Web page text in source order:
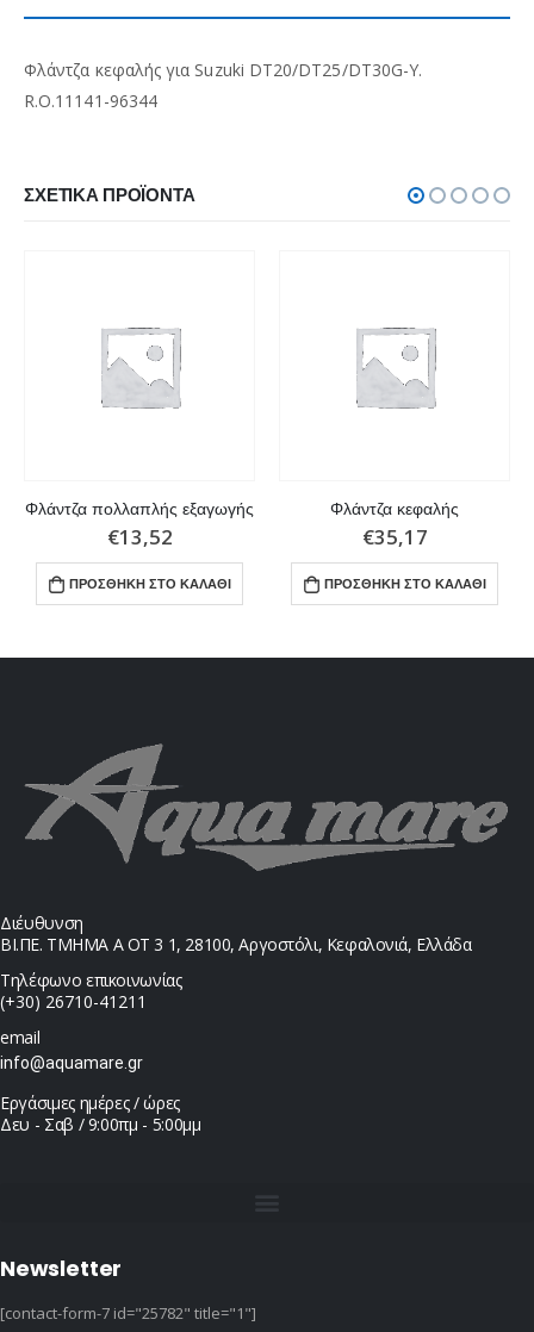
Φλάντζα κεφαλής για Suzuki DT20/DT25/DT30G-Y.
R.O.11141-96344
ΣΧΕΤΙΚΆ ΠΡΟΪΌΝΤΑ
Φλάντζα πολλαπλής εξαγωγής
€13,52
ΠΡΟΣΘΉΚΗ ΣΤΟ ΚΑΛΆΘΙ
Φλάντζα κεφαλής
€35,17
ΠΡΟΣΘΉΚΗ ΣΤΟ ΚΑΛΆΘΙ
Διέυθυνση
ΒΙ.ΠΕ. ΤΜΗΜΑ Α ΟΤ 3 1, 28100, Αργοστόλι, Κεφαλονιά, Ελλάδα
Τηλέφωνο επικοινωνίας
(+30) 26710-41211
email
info@aquamare.gr
Εργάσιμες ημέρες / ώρες
Δευ - Σαβ / 9:00πμ - 5:00μμ
Newsletter
[contact-form-7 id="25782" title="1"]